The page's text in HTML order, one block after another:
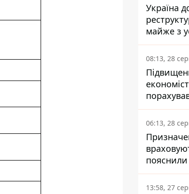
Україна
майже з
означає
08:13, 28
06:13, 28
фонді
13:58, 27